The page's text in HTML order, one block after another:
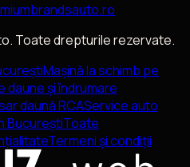
. Toate drepturile rezervate.
Mașină la schimb pe
daune și îndrumare
daună RCAService auto
BucureștiToate
Termeni și condiții